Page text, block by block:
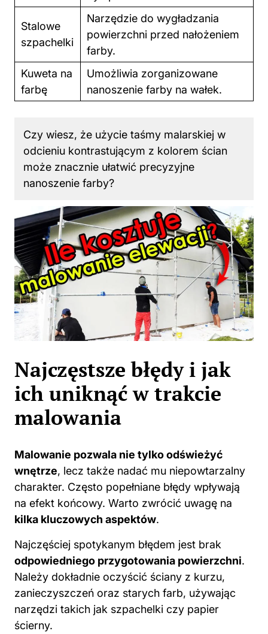
Stalowe
szpachelki
Narzędzie do wygładzania
powierzchni przed nałożeniem
farby.
Kuweta na
farbę
Umożliwia zorganizowane
nanoszenie farby na wałek.
Czy wiesz, że użycie taśmy malarskiej w
odcieniu kontrastującym z kolorem ścian
może znacznie ułatwić precyzyjne
nanoszenie farby?
Najczęstsze błędy i jak
ich uniknąć w trakcie
malowania
Malowanie pozwala nie tylko odświeżyć
wnętrze, lecz także nadać mu niepowtarzalny
charakter. Często popełniane błędy wpływają
na efekt końcowy. Warto zwrócić uwagę na
kilka kluczowych aspektów.
Najczęściej spotykanym błędem jest brak
odpowiedniego przygotowania powierzchni.
Należy dokładnie oczyścić ściany z kurzu,
zanieczyszczeń oraz starych farb, używając
narzędzi takich jak szpachelki czy papier
ścierny.